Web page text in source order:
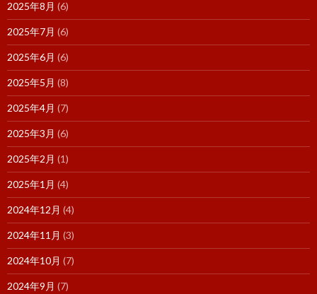
2025年8月 (6)
2025年7月 (6)
2025年6月 (6)
2025年5月 (8)
2025年4月 (7)
2025年3月 (6)
2025年2月 (1)
2025年1月 (4)
2024年12月 (4)
2024年11月 (3)
2024年10月 (7)
2024年9月 (7)